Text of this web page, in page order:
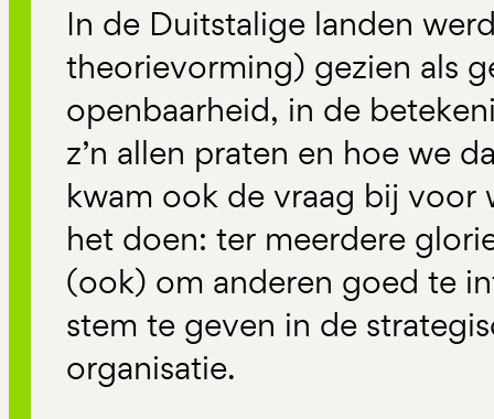
In de Duitstalige landen
theorievorming) gezien als
openbaarheid, in de
z’n allen praten en hoe we
kwam ook de vraag bij voor
het doen: ter meerdere
(ook) om anderen goed te
stem te geven in de
organisatie.